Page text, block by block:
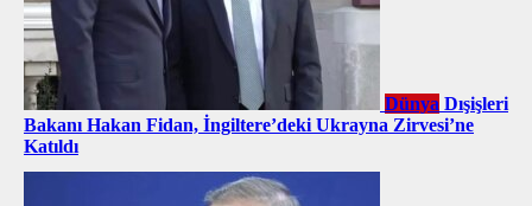
Dünya Dışişleri
Bakanı Hakan Fidan, İngiltere’deki Ukrayna Zirvesi’ne
Katıldı